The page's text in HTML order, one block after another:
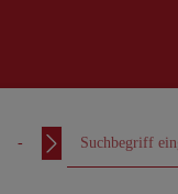
OUTFITS